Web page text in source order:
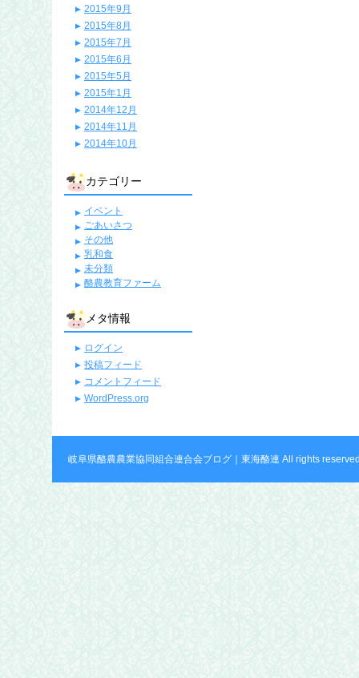
2015年9月
2015年8月
2015年7月
2015年6月
2015年5月
2015年1月
2014年12月
2014年11月
2014年10月
カテゴリー
イベント
ごあいさつ
その他
乳和食
未分類
酪農教育ファーム
メタ情報
ログイン
投稿フィード
コメントフィード
WordPress.org
岐阜県酪農農業協同組合連合会ブログ｜東海酪連 All rights